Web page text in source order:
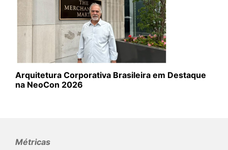
Arquitetura Corporativa Brasileira em Destaque
na NeoCon 2026
Métricas